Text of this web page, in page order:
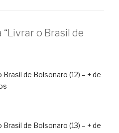
o Brasil de
Brasil de Bolsonaro (12) – + de
Brasil de Bolsonaro (13) – + de